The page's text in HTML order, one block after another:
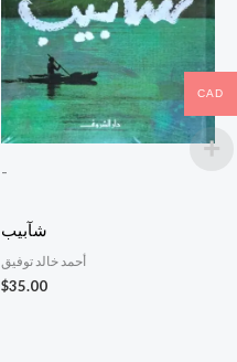
-
شآبيب
أحمد خالد توفيق
$35.00
CAD